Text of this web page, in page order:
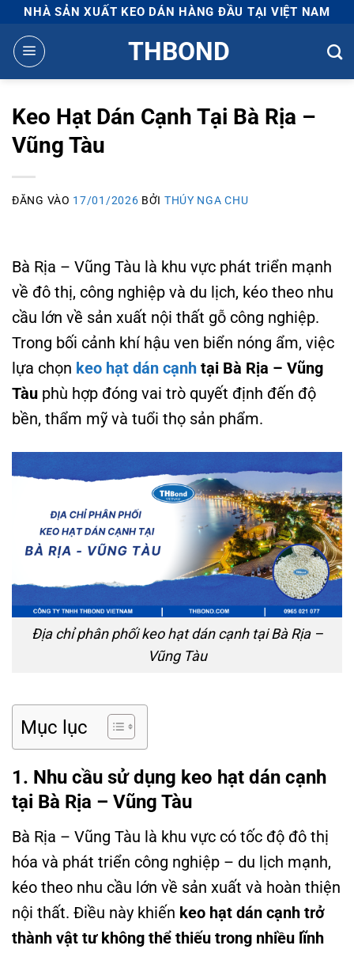
qua
nội
NHÀ SẢN XUẤT KEO DÁN HÀNG ĐẦU TẠI VIỆT NAM
THBOND
Keo Hạt Dán Cạnh Tại Bà Rịa –
Vũng Tàu
ĐĂNG VÀO 17/01/2026 BỞI THÚY NGA CHU
Bà Rịa – Vũng Tàu là khu vực phát triển mạnh
về đô thị, công nghiệp và du lịch, kéo theo nhu
cầu lớn về sản xuất nội thất gỗ công nghiệp.
Trong bối cảnh khí hậu ven biển nóng ẩm, việc
lựa chọn keo hạt dán cạnh tại Bà Rịa – Vũng
Tàu phù hợp đóng vai trò quyết định đến độ
bền, thẩm mỹ và tuổi thọ sản phẩm.
Địa chỉ phân phối keo hạt dán cạnh tại Bà Rịa –
Vũng Tàu
Mục lục
1. Nhu cầu sử dụng keo hạt dán cạnh
tại Bà Rịa – Vũng Tàu
Bà Rịa – Vũng Tàu là khu vực có tốc độ đô thị
hóa và phát triển công nghiệp – du lịch mạnh,
kéo theo nhu cầu lớn về sản xuất và hoàn thiện
nội thất. Điều này khiến keo hạt dán cạnh trở
thành vật tư không thể thiếu trong nhiều lĩnh